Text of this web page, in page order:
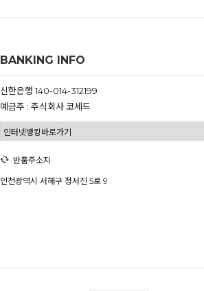
BANKING INFO
신한은행 140-014-312199
예금주 : 주식회사 코세드
반품주소지
인천광역시 서해구 정서진 5로 9